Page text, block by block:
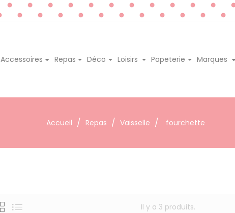
Accessoires Repas Déco Loisirs Papeterie Marques
Accueil Repas Vaisselle fourchette
Il y a 3 produits.